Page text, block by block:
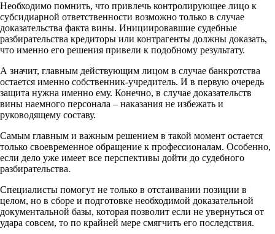
Необходимо помнить, что привлечь контролирующее лицо к
субсидиарной ответственности возможно только в случае
доказательства факта вины. Инициировавшие судебные
разбирательства кредиторы или контрагенты должны доказать,
что именно его решения привели к подобному результату.
А значит, главным действующим лицом в случае банкротства
остается именно собственник-учредитель. И в первую очередь
защита нужна именно ему. Конечно, в случае доказательств
вины наемного персонала – наказания не избежать и
руководящему составу.
Самым главным и важным решением в такой момент остается
только своевременное обращение к профессионалам. Особенно,
если дело уже имеет все перспективы дойти до судебного
разбирательства.
Специалисты помогут не только в отстаивании позиции в
целом, но в сборе и подготовке необходимой доказательной
документальной базы, которая позволит если не увернуться от
удара совсем, то по крайней мере смягчить его последствия.